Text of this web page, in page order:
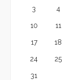
3 4
10 11
17 18
24 25
31